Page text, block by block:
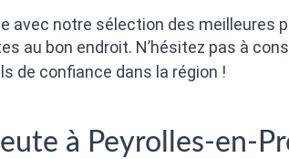
avec notre sélection des meilleures
bon endroit. N’hésitez pas à
de confiance dans la région !
à Peyrolles-en-